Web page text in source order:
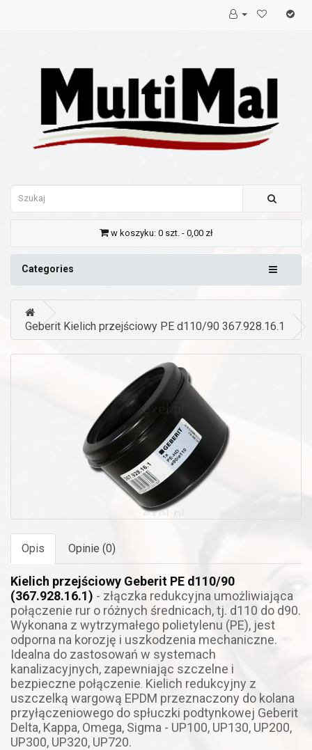
w koszyku: 0 szt. - 0,00 zł
Categories
Geberit Kielich przejściowy PE d110/90 367.928.16.1
Opis Opinie (0)
Kielich przejściowy Geberit PE d110/90
(367.928.16.1) - złączka redukcyjna umożliwiająca
połączenie rur o różnych średnicach, tj. d110 do d90.
Wykonana z wytrzymałego polietylenu (PE), jest
odporna na korozję i uszkodzenia mechaniczne.
Idealna do zastosowań w systemach
kanalizacyjnych, zapewniając szczelne i
bezpieczne połączenie. Kielich redukcyjny z
uszczelką wargową EPDM przeznaczony do kolana
przyłączeniowego do spłuczki podtynkowej Geberit
Delta, Kappa, Omega, Sigma - UP100, UP130, UP200,
UP300, UP320, UP720.